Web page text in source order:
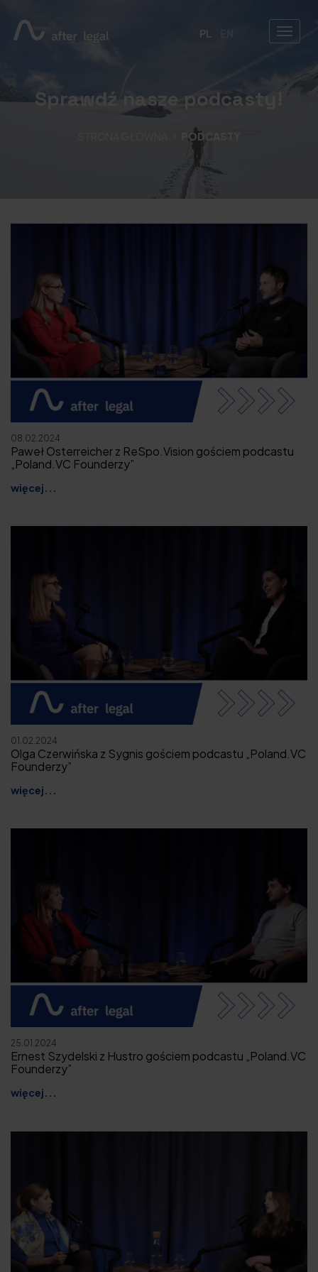
PL
Sprawdź nasze podcasty!
PODCASTY
08.02.2024
Paweł Osterreicher z ReSpo.Vision gościem podcastu
„Poland.VC Founderzy”
więcej...
01.02.2024
Olga Czerwińska z Sygnis gościem podcastu „Poland.VC
Founderzy”
więcej...
25.01.2024
Ernest Szydelski z Hustro gościem podcastu „Poland.VC
Founderzy”
więcej...